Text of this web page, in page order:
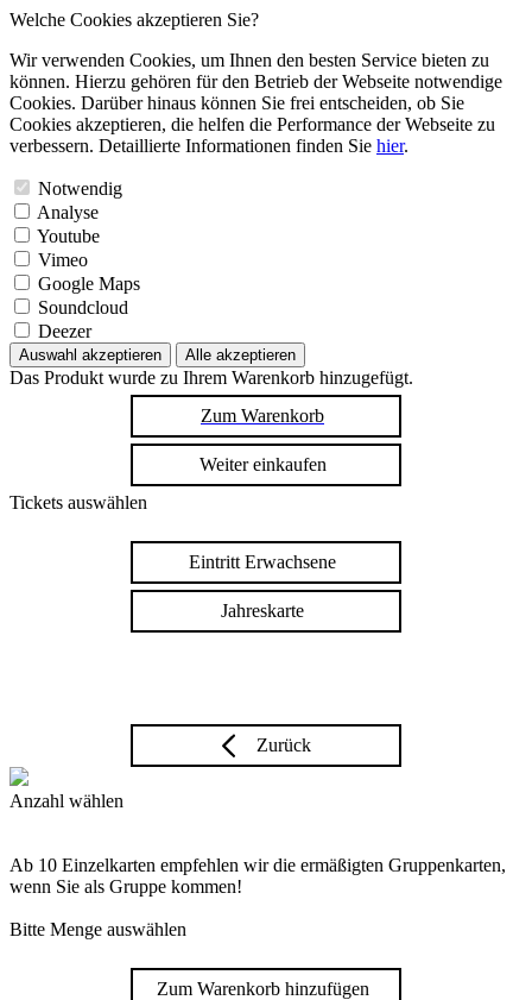
Welche Cookies akzeptieren Sie?
Wir verwenden Cookies, um Ihnen den besten Service bieten zu
können. Hierzu gehören für den Betrieb der Webseite notwendige
Cookies. Darüber hinaus können Sie frei entscheiden, ob Sie
Cookies akzeptieren, die helfen die Performance der Webseite zu
verbessern. Detaillierte Informationen finden Sie hier.
Notwendig
Analyse
Youtube
Vimeo
Google Maps
Soundcloud
Deezer
Auswahl akzeptieren Alle akzeptieren
Das Produkt wurde zu Ihrem Warenkorb hinzugefügt.
Zum Warenkorb
Weiter einkaufen
Tickets auswählen
Eintritt Erwachsene
Jahreskarte
Zurück
Anzahl wählen
Ab 10 Einzelkarten empfehlen wir die ermäßigten Gruppenkarten,
wenn Sie als Gruppe kommen!
Bitte Menge auswählen
Zum Warenkorb hinzufügen